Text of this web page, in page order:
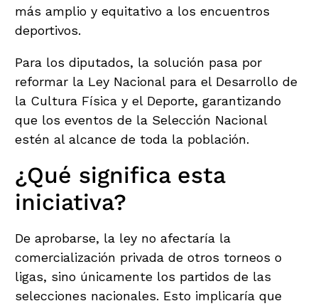
más amplio y equitativo a los encuentros
deportivos.
Para los diputados, la solución pasa por
reformar la Ley Nacional para el Desarrollo de
la Cultura Física y el Deporte, garantizando
que los eventos de la Selección Nacional
estén al alcance de toda la población.
¿Qué significa esta
iniciativa?
De aprobarse, la ley no afectaría la
comercialización privada de otros torneos o
ligas, sino únicamente los partidos de las
selecciones nacionales. Esto implicaría que